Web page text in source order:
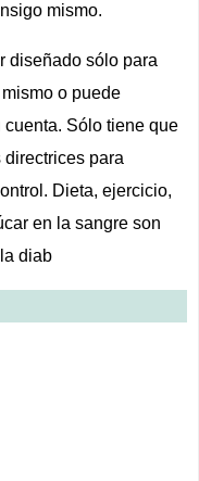
mismo.
diseñado sólo para
o puede
Sólo tiene que
para
Dieta, ejercicio,
en la sangre son
diab